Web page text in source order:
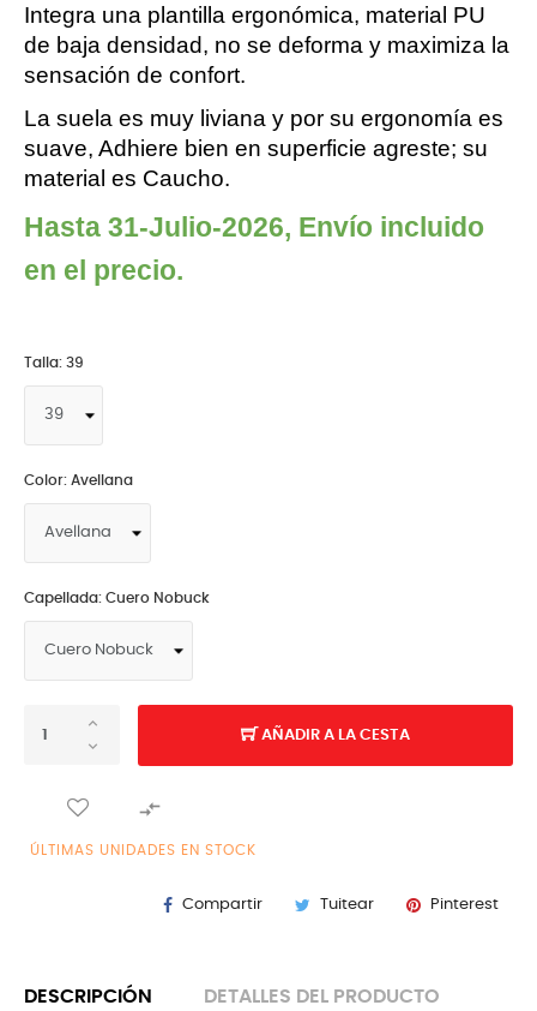
Integra una plantilla ergonómica, material PU
de baja densidad, no se deforma y maximiza la
sensación de confort.
La suela es muy liviana y por su ergonomía es
suave, Adhiere bien en superficie agreste; su
material es Caucho.
Hasta 31-Julio-2026, Envío incluido
en el precio.
Talla: 39
Color: Avellana
Capellada: Cuero Nobuck
AÑADIR A LA CESTA

ÚLTIMAS UNIDADES EN STOCK
Compartir Tuitear Pinterest
DESCRIPCIÓN DETALLES DEL PRODUCTO